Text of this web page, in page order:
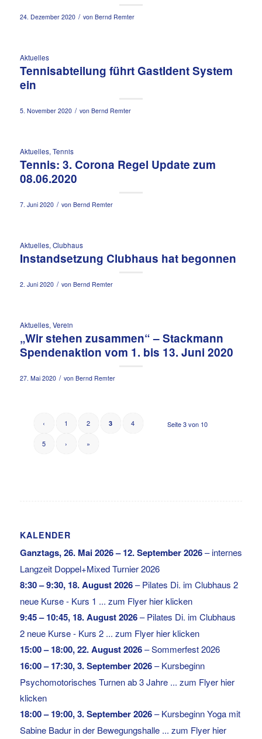
24. Dezember 2020 / von Bernd Remter
Aktuelles
Tennisabteilung führt GastIdent System
ein
5. November 2020 / von Bernd Remter
Aktuelles, Tennis
Tennis: 3. Corona Regel Update zum
08.06.2020
7. Juni 2020 / von Bernd Remter
Aktuelles, Clubhaus
Instandsetzung Clubhaus hat begonnen
2. Juni 2020 / von Bernd Remter
Aktuelles, Verein
„Wir stehen zusammen“ – Stackmann
Spendenaktion vom 1. bis 13. Juni 2020
27. Mai 2020 / von Bernd Remter
Seite 3 von 10
‹ 1 2 3 4
5 › »
KALENDER
Ganztags,26. Mai 2026– 12. September 2026–internes
Langzeit Doppel+Mixed Turnier 2026
8:30– 9:30, 18. August 2026–Pilates Di. im Clubhaus 2
neue Kurse - Kurs 1 ... zum Flyer hier klicken
9:45– 10:45, 18. August 2026–Pilates Di. im Clubhaus
2 neue Kurse - Kurs 2 ... zum Flyer hier klicken
15:00– 18:00,22. August 2026–Sommerfest 2026
16:00– 17:30,3. September 2026–Kursbeginn
Psychomotorisches Turnen ab 3 Jahre ... zum Flyer hier
klicken
18:00– 19:00,3. September 2026–Kursbeginn Yoga mit
Sabine Badur in der Bewegungshalle ... zum Flyer hier